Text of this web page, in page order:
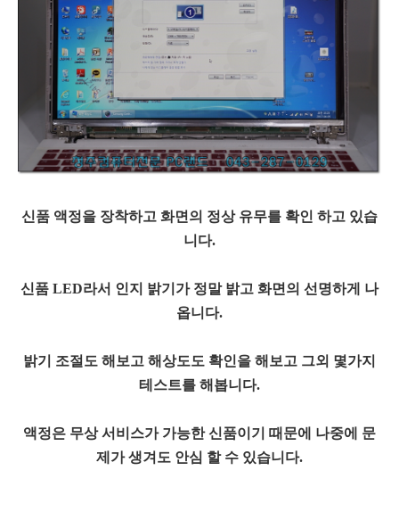
신품 액정을 장착하고 화면의 정상 유무를 확인 하고 있습
니다.
신품 LED라서 인지 밝기가 정말 밝고 화면의 선명하게 나
옵니다.
밝기 조절도 해보고 해상도도 확인을 해보고 그외 몇가지
테스트를 해봅니다.
액정은 무상 서비스가 가능한 신품이기 때문에 나중에 문
제가 생겨도 안심 할 수 있습니다.